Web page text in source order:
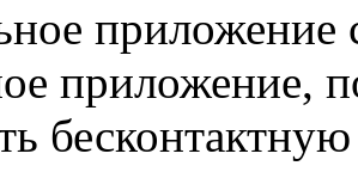
приложение
приложение,